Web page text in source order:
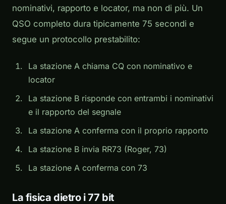
nominativi, rapporto e locator, ma non di più. Un
QSO completo dura tipicamente 75 secondi e
segue un protocollo prestabilito:
La stazione A chiama CQ con nominativo e
locator
La stazione B risponde con entrambi i nominativi
e il rapporto del segnale
La stazione A conferma con il proprio rapporto
La stazione B invia RR73 (Roger, 73)
La stazione A conferma con 73
La fisica dietro i 77 bit